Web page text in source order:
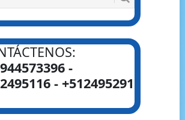
-
- +512495291